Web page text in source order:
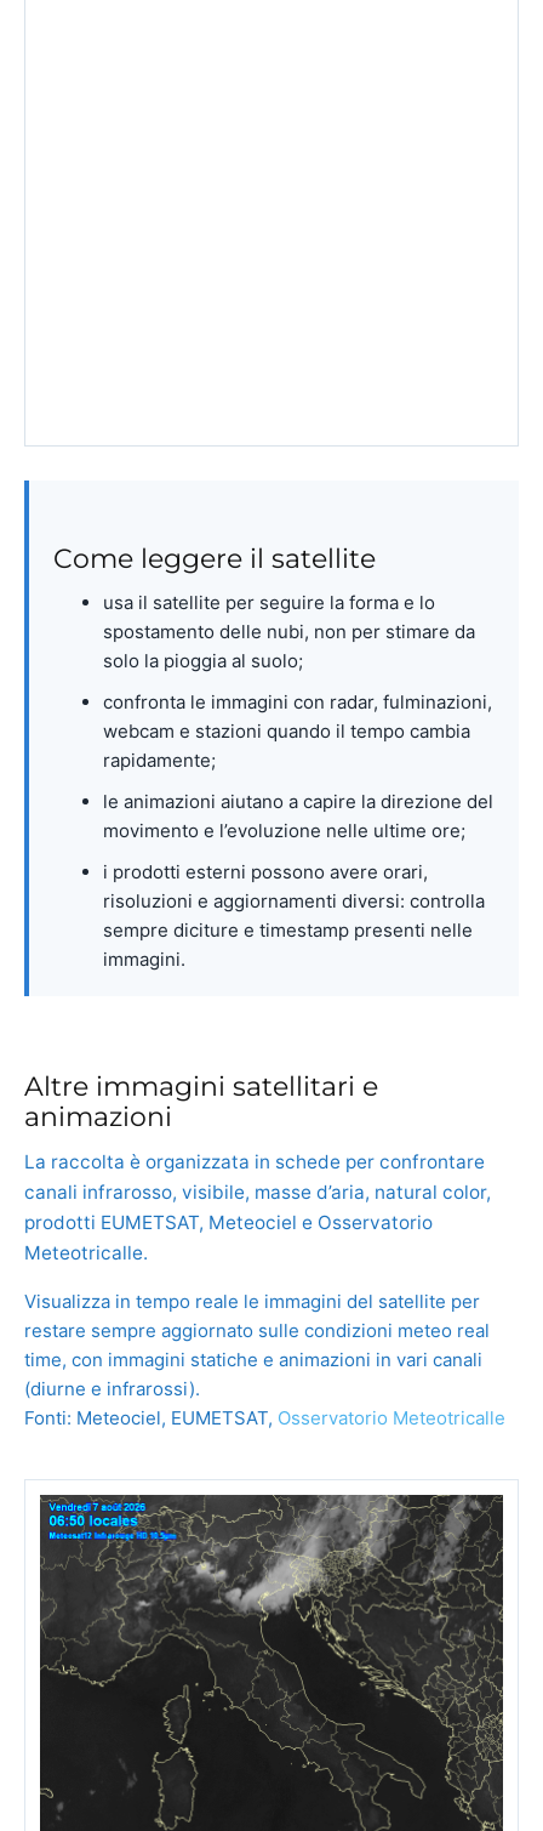
Come leggere il satellite
usa il satellite per seguire la forma e lo
spostamento delle nubi, non per stimare da
solo la pioggia al suolo;
confronta le immagini con radar, fulminazioni,
webcam e stazioni quando il tempo cambia
rapidamente;
le animazioni aiutano a capire la direzione del
movimento e l’evoluzione nelle ultime ore;
i prodotti esterni possono avere orari,
risoluzioni e aggiornamenti diversi: controlla
sempre diciture e timestamp presenti nelle
immagini.
Altre immagini satellitari e
animazioni
La raccolta è organizzata in schede per confrontare
canali infrarosso, visibile, masse d’aria, natural color,
prodotti EUMETSAT, Meteociel e Osservatorio
Meteotricalle.
Visualizza in tempo reale le immagini del satellite per
restare sempre aggiornato sulle condizioni meteo real
time, con immagini statiche e animazioni in vari canali
(diurne e infrarossi).
Fonti: Meteociel, EUMETSAT, Osservatorio Meteotricalle